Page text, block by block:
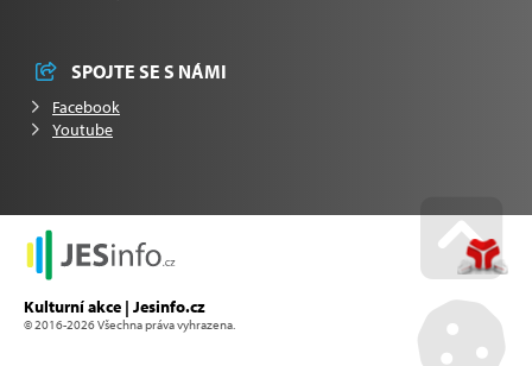
SPOJTE SE S NÁMI
Facebook
Youtube
Kulturní akce | Jesinfo.cz
© 2016-2026 Všechna práva vyhrazena. Go